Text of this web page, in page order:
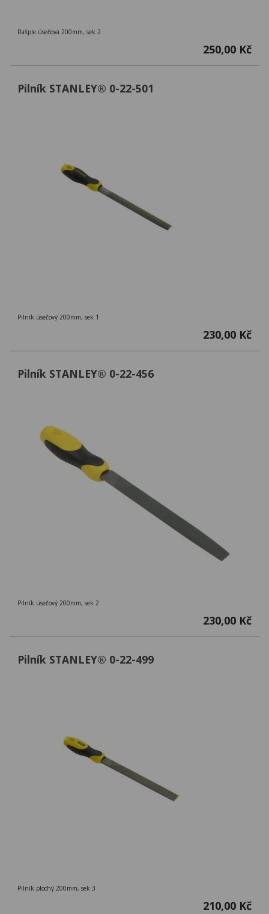
Rašple úsečová 200mm, sek 2
250,00 Kč
Pilník STANLEY® 0-22-501
Pilník úsečový 200mm, sek 1
230,00 Kč
Pilník STANLEY® 0-22-456
Pilník úsečový 200mm, sek 2
230,00 Kč
Pilník STANLEY® 0-22-499
Pilník plochý 200mm, sek 3
210,00 Kč